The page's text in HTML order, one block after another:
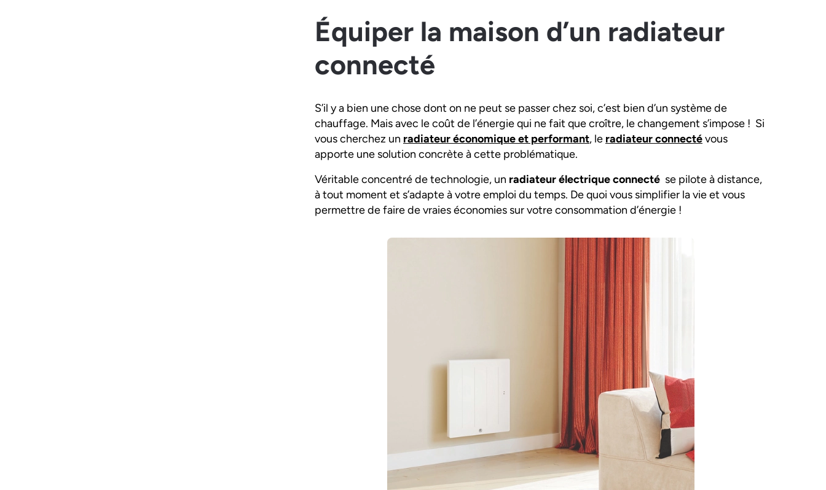
Équiper la maison d’un radiateur
connecté
S’il y a bien une chose dont on ne peut se passer chez soi, c’est bien d’un système de
chauffage. Mais avec le coût de l’énergie qui ne fait que croître, le changement s’impose ! Si
vous cherchez un radiateur économique et performant, le radiateur connectévous
apporte une solution concrète à cette problématique.
Véritable concentré de technologie, un radiateur électrique connecté se pilote à distance,
à tout moment et s’adapte à votre emploi du temps. De quoi vous simplifier la vie et vous
permettre de faire de vraies économies sur votre consommation d’énergie !